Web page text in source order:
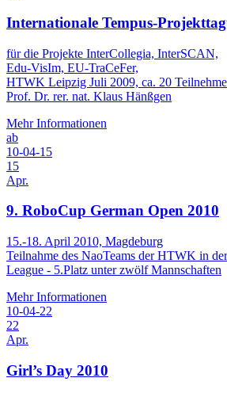
Internationale Tempus-
für die Projekte InterCollegia, InterSCAN,
Edu-VisIm, EU-TraCeFer,
HTWK Leipzig Juli 2009, ca. 20
Prof. Dr. rer. nat. Klaus Hänßgen
Mehr Informationen
ab
10-04-15
15
Apr.
9. RoboCup German Open 2010
15.-18. April 2010, Magdeburg
Teilnahme des NaoTeams der HTWK in
League - 5.Platz unter zwölf Mannschaften
Mehr Informationen
10-04-22
22
Apr.
Girl’s Day 2010